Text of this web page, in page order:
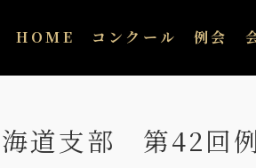
HOME コンクール 例会
海道支部 第42回